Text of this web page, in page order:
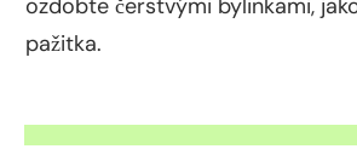
ozdobte čerstvými bylinkami,
pažitka.